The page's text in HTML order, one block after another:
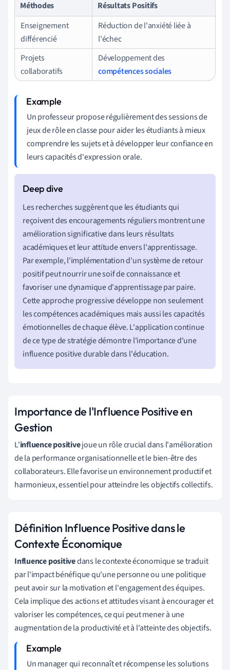
Méthodes
Résultats Positifs
Enseignement
différencié
Réduction de l'anxiété liée à
l'échec
Projets
collaboratifs
Développement des
compétences sociales
Un professeur propose régulièrement des sessions de
jeux de rôle en classe pour aider les étudiants à mieux
comprendre les sujets et à développer leur confiance en
leurs capacités d'expression orale.
Les recherches suggèrent que les étudiants qui
reçoivent des encouragements réguliers montrent une
amélioration significative dans leurs résultats
académiques et leur attitude envers l'apprentissage.
Par exemple, l'implémentation d'un système de retour
positif peut nourrir une soif de connaissance et
favoriser une dynamique d'apprentissage par paire.
Cette approche progressive développe non seulement
les compétences académiques mais aussi les capacités
émotionnelles de chaque élève. L'application continue
de ce type de stratégie démontre l'importance d'une
influence positive durable dans l'éducation.
Importance de l'Influence Positive en
Gestion
L'influence positivejoue un rôle crucial dans l'amélioration
de la performance organisationnelle et le bien-être des
collaborateurs. Elle favorise un environnement productif et
harmonieux, essentiel pour atteindre les objectifs collectifs.
Définition Influence Positive dans le
Contexte Économique
Influence positivedans le contexte économique se traduit
par l'impact bénéfique qu'une personne ou une politique
peut avoir sur la motivation et l'engagement des équipes.
Cela implique des actions et attitudes visant à encourager et
valoriser les compétences, ce qui peut mener à une
augmentation de la productivité et à l'atteinte des objectifs.
Un manager qui reconnaît et récompense les solutions